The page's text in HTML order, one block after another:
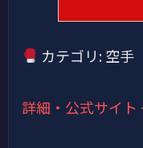
カテゴリ: 空手
詳細・公式サイ